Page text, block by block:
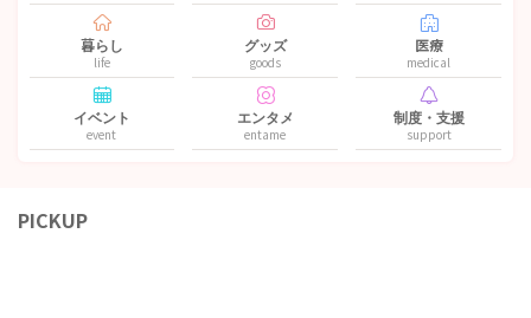
暮らし
life
グッズ
goods
医療
medical
イベント
event
エンタメ
entame
制度・支援
support
PICKUP